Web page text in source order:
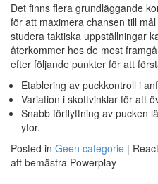
Det finns flera grundläggande
för att maximera chansen till
studera taktiska uppställningar
återkommer hos de mest
efter följande punkter för att
Etablering av puckkontroll i
Variation i skottvinklar för att
Snabb förflyttning av pucken
ytor.
Posted in Geen categorie |
att bemästra Powerplay